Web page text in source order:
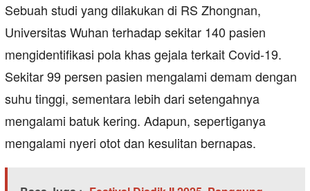
Sebuah studi yang dilakukan di RS Zhongnan,
Universitas Wuhan terhadap sekitar 140 pasien
mengidentifikasi pola khas gejala terkait Covid-19.
Sekitar 99 persen pasien mengalami demam dengan
suhu tinggi, sementara lebih dari setengahnya
mengalami batuk kering. Adapun, sepertiganya
mengalami nyeri otot dan kesulitan bernapas.